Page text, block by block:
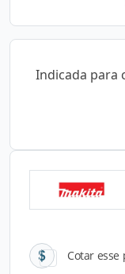
Indicada para
Cotar